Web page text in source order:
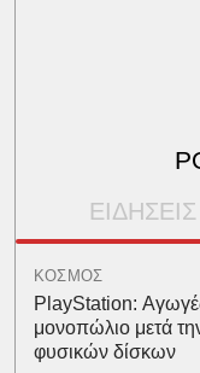
ΕΙΔΗΣΕΙΣ
ΚΟΣΜΟΣ
PlayStation:
μονοπώλιο μετά
φυσικών δίσκων